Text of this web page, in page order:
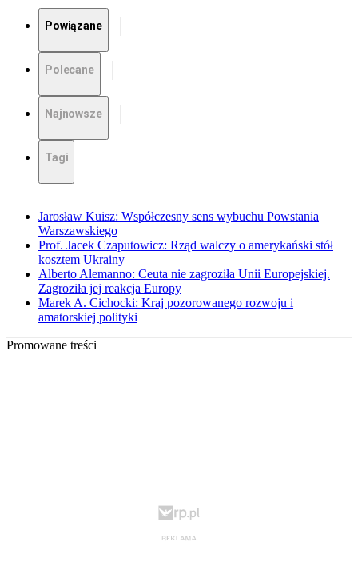
Powiązane
Polecane
Najnowsze
Tagi
Jarosław Kuisz: Współczesny sens wybuchu Powstania
Warszawskiego
Prof. Jacek Czaputowicz: Rząd walczy o amerykański stół
kosztem Ukrainy
Alberto Alemanno: Ceuta nie zagroziła Unii Europejskiej.
Zagroziła jej reakcja Europy
Marek A. Cichocki: Kraj pozorowanego rozwoju i
amatorskiej polityki
Promowane treści